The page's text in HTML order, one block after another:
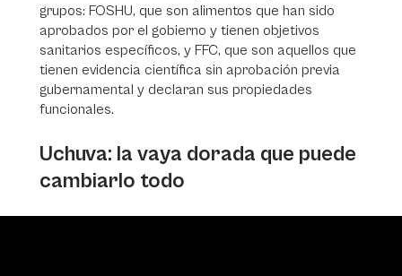
grupos: FOSHU, que son alimentos que han sido
aprobados por el gobierno y tienen objetivos
sanitarios específicos, y FFC, que son aquellos que
tienen evidencia científica sin aprobación previa
gubernamental y declaran sus propiedades
funcionales.
Uchuva: la vaya dorada que puede
cambiarlo todo